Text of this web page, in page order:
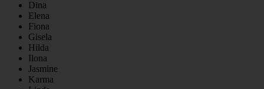
Dina
Elena
Fiona
Gisela
Hilda
Ilona
Jasmine
Karma